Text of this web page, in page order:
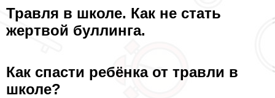
Травля в школе. Как не стать
жертвой буллинга.
Как спасти ребёнка от травли в
школе?